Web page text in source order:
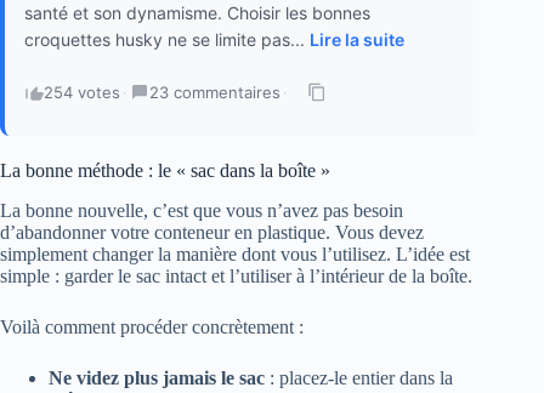
santé et son dynamisme. Choisir les bonnes
croquettes husky ne se limite pas... Lire la suite
254 votes · 23 commentaires ·
La bonne méthode : le « sac dans la boîte »
La bonne nouvelle, c’est que vous n’avez pas besoin
d’abandonner votre conteneur en plastique. Vous devez
simplement changer la manière dont vous l’utilisez. L’idée est
simple : garder le sac intact et l’utiliser à l’intérieur de la boîte.
Voilà comment procéder concrètement :
Ne videz plus jamais le sac : placez-le entier dans la